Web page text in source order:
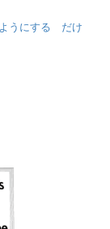
うにする だけ